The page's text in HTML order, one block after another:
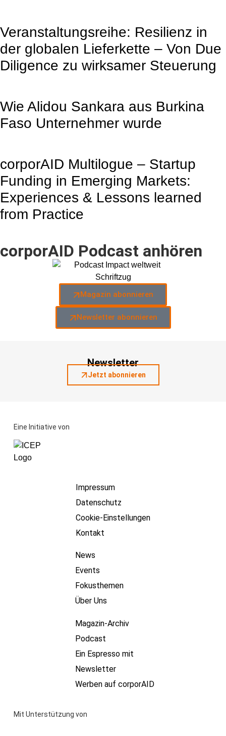
Veranstaltungsreihe: Resilienz in
der globalen Lieferkette – Von Due
Diligence zu wirksamer Steuerung
Wie Alidou Sankara aus Burkina
Faso Unternehmer wurde
corporAID Multilogue – Startup
Funding in Emerging Markets:
Experiences & Lessons learned
from Practice
corporAID Podcast anhören
Magazin abonnieren
Newsletter abonnieren
Newsletter
Jetzt abonnieren
Eine Initiative von
Impressum
Datenschutz
Cookie-Einstellungen
Kontakt
News
Events
Fokusthemen
Über Uns
Magazin-Archiv
Podcast
Ein Espresso mit
Newsletter
Werben auf corporAID
Mit Unterstützung von